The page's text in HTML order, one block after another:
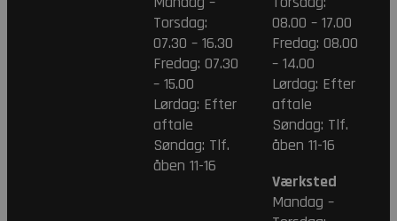
Torsdag:
07.30 – 16.30
Fredag: 07.30
– 15.00
Lørdag: Efter
aftale
Søndag: Tlf.
åben 11-16
08.00 – 17.00
Fredag: 08.00
– 14.00
Lørdag: Efter
aftale
Søndag: Tlf.
åben 11-16
Værksted
Mandag –